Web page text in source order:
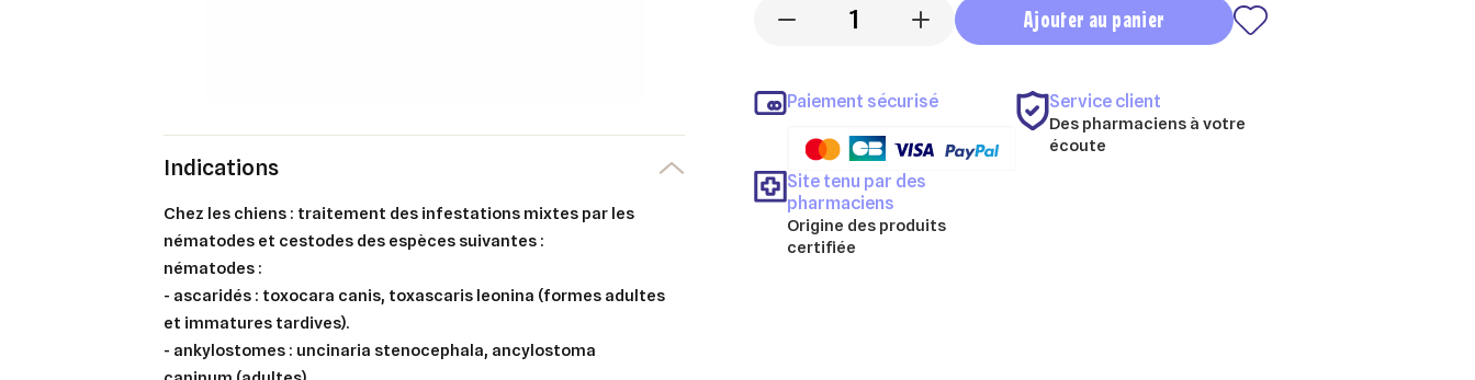
- + Ajouter au panier
Paiement sécurisé Service client
Des pharmaciens à votre
écoute
Site tenu par des
pharmaciens
Origine des produits
certifiée
Indications
Chez les chiens : traitement des infestations mixtes par les
nématodes et cestodes des espèces suivantes :
nématodes :
- ascaridés : toxocara canis, toxascaris leonina (formes adultes
et immatures tardives).
- ankylostomes : uncinaria stenocephala, ancylostoma